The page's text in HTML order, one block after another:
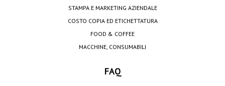
STAMPA E MARKETING AZIENDALE
COSTO COPIA ED ETICHETTATURA
FOOD & COFFEE
MACCHINE, CONSUMABILI
FAQ